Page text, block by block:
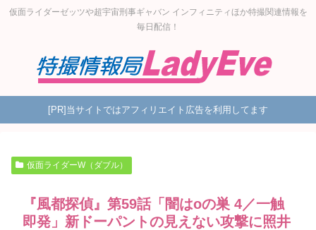
仮面ライダーゼッツや超宇宙刑事ギャバン インフィニティほか特撮関連情報を
毎日配信！
[PR]当サイトではアフィリエイト広告を利用してます
仮面ライダーW（ダブル）
『風都探偵』第59話「闇はoの巣 4／一触
即発」新ドーパントの見えない攻撃に照井